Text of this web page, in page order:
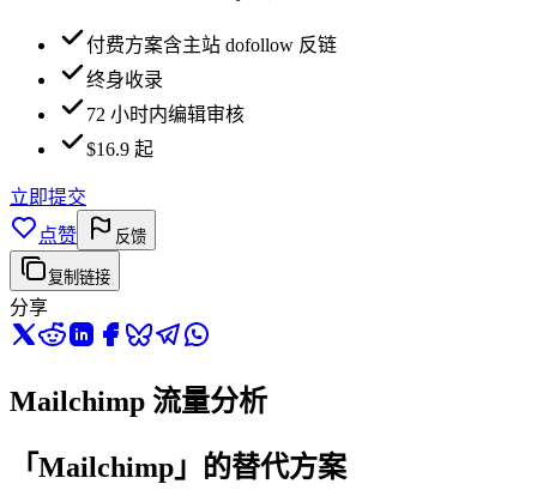
付费方案含主站 dofollow 反链
终身收录
72 小时内编辑审核
$16.9 起
立即提交
点赞
反馈
复制链接
分享
Mailchimp 流量分析
「Mailchimp」的替代方案